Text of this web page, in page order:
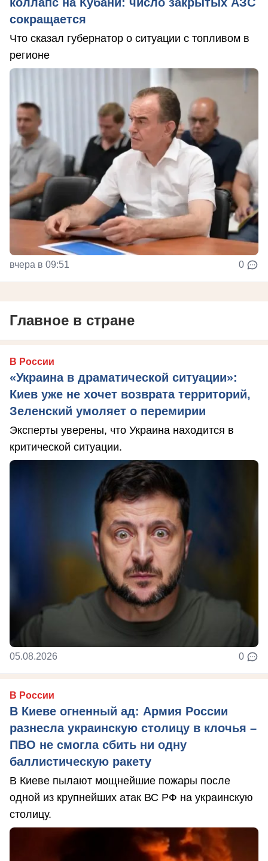
сокращается
Что сказал губернатор о ситуации с топливом в
регионе
вчера в 09:51 0
Главное в стране
В России
«Украина в драматической ситуации»:
Киев уже не хочет возврата территорий,
Зеленский умоляет о перемирии
Эксперты уверены, что Украина находится в
критической ситуации.
05.08.2026 0
В России
В Киеве огненный ад: Армия России
разнесла украинскую столицу в клочья –
ПВО не смогла сбить ни одну
баллистическую ракету
В Киеве пылают мощнейшие пожары после
одной из крупнейших атак ВС РФ на украинскую
столицу.